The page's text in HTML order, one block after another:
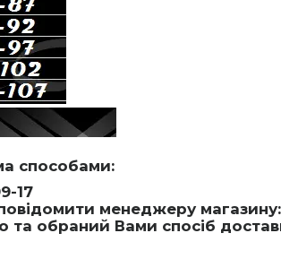
способами:
17
менеджеру
та обраний Вами спосіб